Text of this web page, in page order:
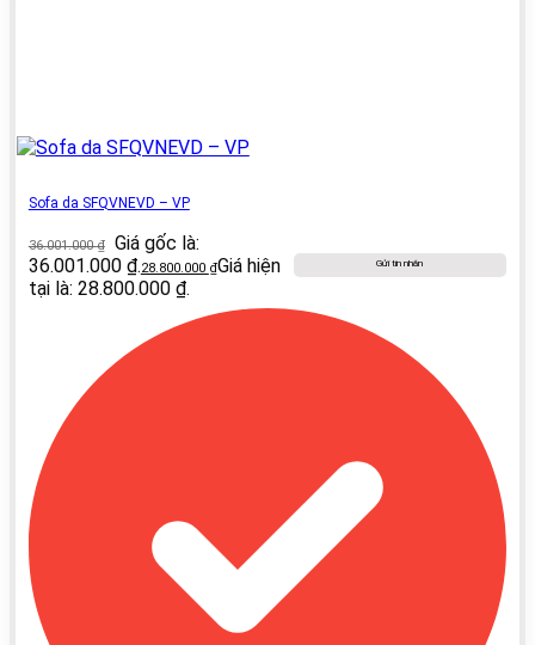
Sofa da SFQVNEVD – VP
36.001.000₫
Giá gốc là:
36.001.000 ₫.28.800.000 ₫Giá hiện
tại là: 28.800.000 ₫.
Gửi tin nhắn